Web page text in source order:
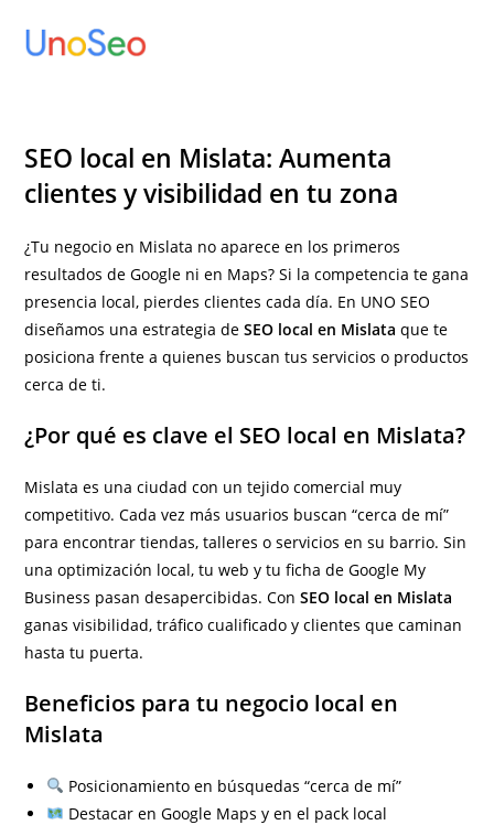
SEO local en Mislata: Aumenta
clientes y visibilidad en tu zona
¿Tu negocio en Mislata no aparece en los primeros
resultados de Google ni en Maps? Si la competencia te gana
presencia local, pierdes clientes cada día. En UNO SEO
diseñamos una estrategia deSEO local en Mislata que te
posiciona frente a quienes buscan tus servicios o productos
cerca de ti.
¿Por qué es clave el SEO local en Mislata?
Mislata es una ciudad con un tejido comercial muy
competitivo. Cada vez más usuarios buscan “cerca de mí”
para encontrar tiendas, talleres o servicios en su barrio. Sin
una optimización local, tu web y tu ficha de Google My
Business pasan desapercibidas. ConSEO local en Mislata
ganas visibilidad, tráfico cualificado y clientes que caminan
hasta tu puerta.
Beneficios para tu negocio local en
Mislata
Posicionamiento en búsquedas “cerca de mí”
Destacar en Google Maps y en el pack local